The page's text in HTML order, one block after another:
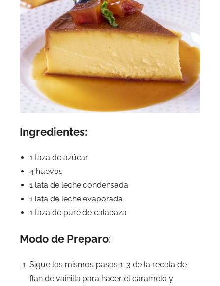
Ingredientes:
1 taza de azúcar
4 huevos
1 lata de leche condensada
1 lata de leche evaporada
1 taza de puré de calabaza
Modo de Preparo:
Sigue los mismos pasos 1-3 de la receta de
flan de vainilla para hacer el caramelo y